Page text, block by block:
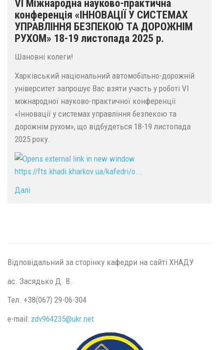
VI Міжнародна науково-практична
конференція «ІННОВАЦІЇ У СИСТЕМАХ
УПРАВЛІННЯ БЕЗПЕКОЮ ТА ДОРОЖНІМ
РУХОМ» 18-19 листопада 2025 р.
Шановні колеги!
Харківський національний автомобільно-дорожній
університет запрошує Вас взяти участь у роботі VI
міжнародної науково-практичної конференції
«Інновації у системах управління безпекою та
дорожнім рухом», що відбудеться 18-19 листопада
2025 року.
https://fts.khadi.kharkov.ua/kafedri/o...
Далі
Відповідальний за сторінку кафедри на сайті ХНАДУ
ас. Засядько Д. В.
Тел. +38(067) 29-06-304
e-mail: zdv964235@ukr.net